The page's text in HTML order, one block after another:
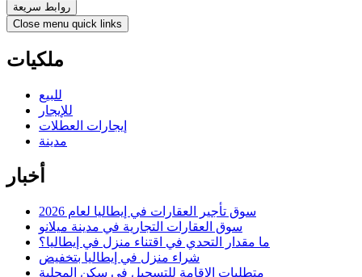
روابط سريعة
Close menu quick links
ملكيات
للبيع
للإيجار
إيجارات العطلات
مدينة
أخبار
سوق تأجير العقارات في إيطاليا لعام 2026
سوق العقارات التجارية في مدينة ميلانو
ما مقدار التحدي في اقتناء منزل في إيطاليا؟
شراء منزل في إيطاليا بتخفيض
متطلبات الإقامة للتسجيل في سكن المحلية